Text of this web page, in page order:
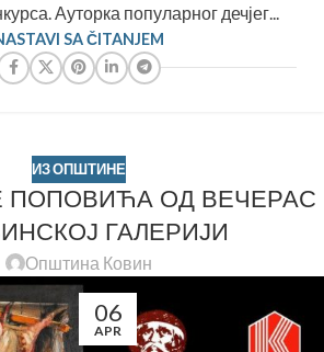
Ауторка популарног дечјег...
SA ČITANJEM
ИЗ ОПШТИНЕ
ПОПОВИЋА ОД ВЕЧЕРАС
ГАЛЕРИЈИ
Општина Ковин
06
APR